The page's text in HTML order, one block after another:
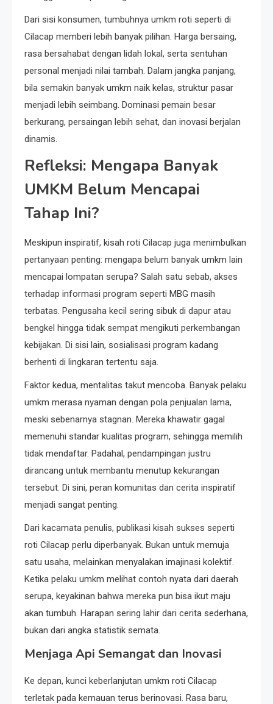
Dari sisi konsumen, tumbuhnya umkm roti seperti di
Cilacap memberi lebih banyak pilihan. Harga bersaing,
rasa bersahabat dengan lidah lokal, serta sentuhan
personal menjadi nilai tambah. Dalam jangka panjang,
bila semakin banyak umkm naik kelas, struktur pasar
menjadi lebih seimbang. Dominasi pemain besar
berkurang, persaingan lebih sehat, dan inovasi berjalan
dinamis.
Refleksi: Mengapa Banyak
UMKM Belum Mencapai
Tahap Ini?
Meskipun inspiratif, kisah roti Cilacap juga menimbulkan
pertanyaan penting: mengapa belum banyak umkm lain
mencapai lompatan serupa? Salah satu sebab, akses
terhadap informasi program seperti MBG masih
terbatas. Pengusaha kecil sering sibuk di dapur atau
bengkel hingga tidak sempat mengikuti perkembangan
kebijakan. Di sisi lain, sosialisasi program kadang
berhenti di lingkaran tertentu saja.
Faktor kedua, mentalitas takut mencoba. Banyak pelaku
umkm merasa nyaman dengan pola penjualan lama,
meski sebenarnya stagnan. Mereka khawatir gagal
memenuhi standar kualitas program, sehingga memilih
tidak mendaftar. Padahal, pendampingan justru
dirancang untuk membantu menutup kekurangan
tersebut. Di sini, peran komunitas dan cerita inspiratif
menjadi sangat penting.
Dari kacamata penulis, publikasi kisah sukses seperti
roti Cilacap perlu diperbanyak. Bukan untuk memuja
satu usaha, melainkan menyalakan imajinasi kolektif.
Ketika pelaku umkm melihat contoh nyata dari daerah
serupa, keyakinan bahwa mereka pun bisa ikut maju
akan tumbuh. Harapan sering lahir dari cerita sederhana,
bukan dari angka statistik semata.
Menjaga Api Semangat dan Inovasi
Ke depan, kunci keberlanjutan umkm roti Cilacap
terletak pada kemauan terus berinovasi. Rasa baru,